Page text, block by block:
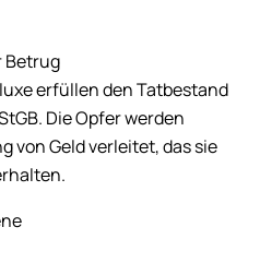
Betrug
erfüllen den Tatbestand
Die Opfer werden
von Geld verleitet, das sie